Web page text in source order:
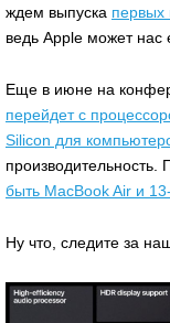
ждем выпуска первых
ведь Apple может нас
Еще в июне на
перейдет с
Silicon для
производительность.
быть MacBook Air и
Ну что, следите за